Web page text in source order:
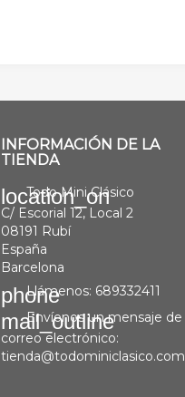
INFORMACIÓN DE LA
TIENDA
location_on
Todo Mini Clásico
C/ Escorial 12, Local 2
08191 Rubí
España
Barcelona
phone
Llámenos: 689332411
mail_outline
Envíenos un mensaje de
correo electrónico:
tienda@todominiclasico.com